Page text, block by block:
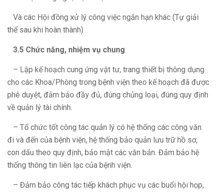
Và các Hội đồng xử lý công việc ngắn hạn khác (Tự giải
thể sau khi hoàn thành)
3.5 Chức năng, nhiệm vụ chung
– Lập kế hoạch cung ứng vật tư, trang thiết bị thông dụng
cho các Khoa/Phòng trong bệnh viện theo kế hoạch đã được
phê duyệt, đảm bảo đầy đủ, đúng chủng loại, đúng quy định
về quản lý tài chính.
– Tổ chức tốt công tác quản lý có hệ thống các công văn
đi và đến của bệnh viện, hệ thống bảo quản lưu trữ hồ sơ,
con dấu theo quy định, bảo mật các văn bản. Đảm bảo hệ
thống thông tin liên lạc của bệnh viện.
– Đảm bảo công tác tiếp khách phục vụ các buổi hội họp,